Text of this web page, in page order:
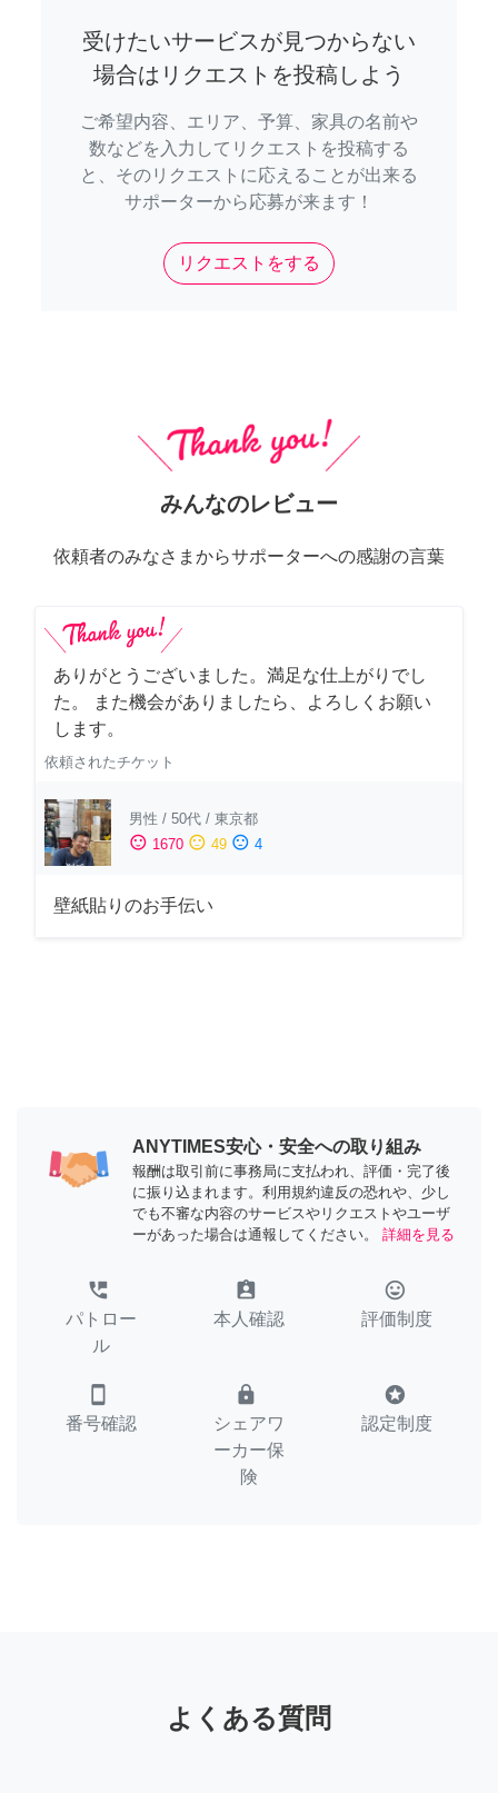
受けたいサービスが見つからない
場合はリクエストを投稿しよう
ご希望内容、エリア、予算、家具の名前や
数などを入力してリクエストを投稿する
と、そのリクエストに応えることが出来る
サポーターから応募が来ます！
リクエストをする
みんなのレビュー
依頼者のみなさまからサポーターへの感謝の言葉
ありがとうございました。満足な仕上がりでし
た。 また機会がありましたら、よろしくお願い
します。
依頼されたチケット
男性 / 50代 / 東京都
sentiment_satisfied 1670 sentiment_neutral 49 sentiment_dissatisfied 4
壁紙貼りのお手伝い
ANYTIMES安心・安全への取り組み
報酬は取引前に事務局に支払われ、評価・完了後
に振り込まれます。利用規約違反の恐れや、少し
でも不審な内容のサービスやリクエストやユーザ
ーがあった場合は通報してください。
詳細を見る
perm_phone_msg
パトロー
ル
assignment_ind
本人確認
tag_faces
評価制度
smartphone
番号確認
lock
シェアワ
ーカー保
険
stars
認定制度
よくある質問